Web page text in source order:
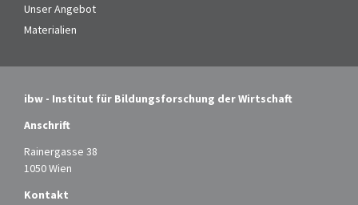
Unser Angebot
Materialien
ibw - Institut für Bildungsforschung der Wirtschaft
Anschrift
Rainergasse 38
1050 Wien
Kontakt